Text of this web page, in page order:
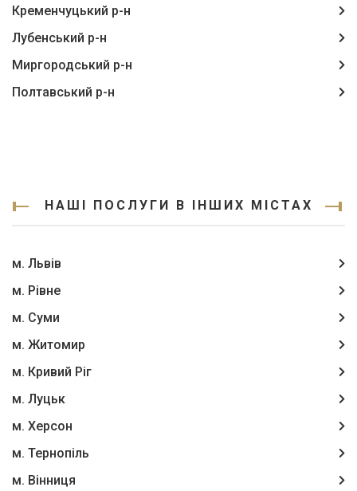
Кременчуцький р-н
Лубенський р-н
Миргородський р-н
Полтавський р-н
НАШІ ПОСЛУГИ В ІНШИХ МІСТАХ
м. Львів
м. Рівне
м. Суми
м. Житомир
м. Кривий Ріг
м. Луцьк
м. Херсон
м. Тернопіль
м. Вінниця